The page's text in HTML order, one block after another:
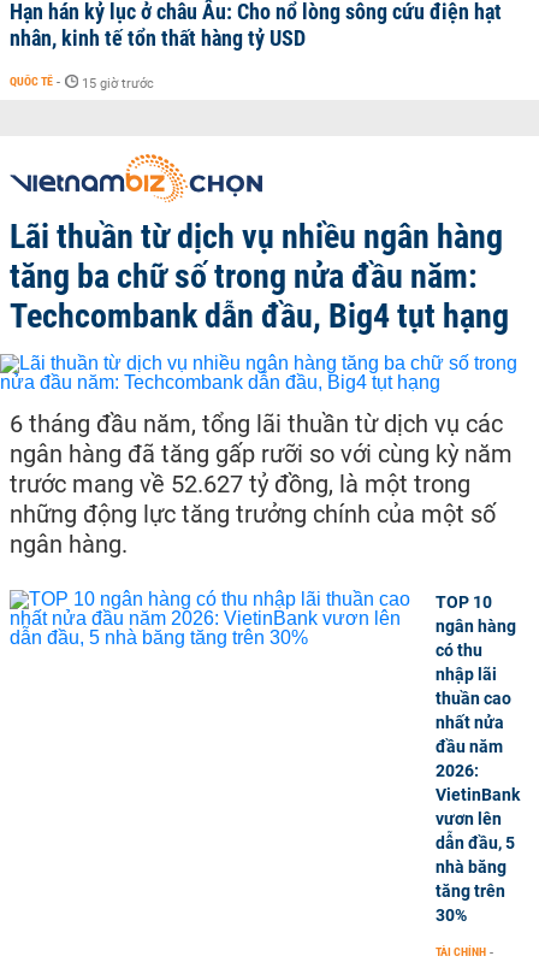
Hạn hán kỷ lục ở châu Âu: Cho nổ lòng sông cứu điện hạt
nhân, kinh tế tổn thất hàng tỷ USD
QUỐC TẾ - 15 giờ trước
Lãi thuần từ dịch vụ nhiều ngân hàng
tăng ba chữ số trong nửa đầu năm:
Techcombank dẫn đầu, Big4 tụt hạng
6 tháng đầu năm, tổng lãi thuần từ dịch vụ các
ngân hàng đã tăng gấp rưỡi so với cùng kỳ năm
trước mang về 52.627 tỷ đồng, là một trong
những động lực tăng trưởng chính của một số
ngân hàng.
TOP 10
ngân hàng
có thu
nhập lãi
thuần cao
nhất nửa
đầu năm
2026:
VietinBank
vươn lên
dẫn đầu, 5
nhà băng
tăng trên
30%
TÀI CHÍNH -